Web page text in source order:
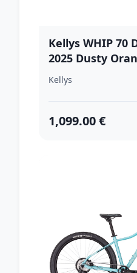
Kellys WHIP 70
2025 Dusty
175 cm)
Kellys
1,099.00 €